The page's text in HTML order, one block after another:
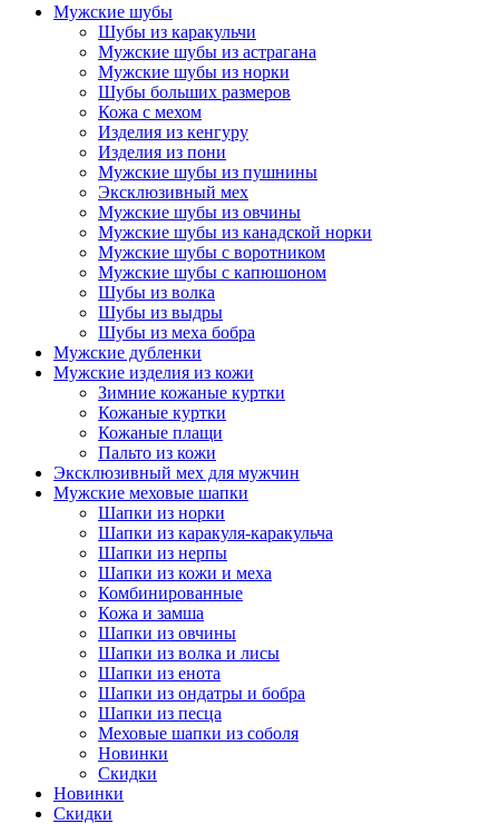
Мужские шубы
Шубы из каракульчи
Мужские шубы из астрагана
Мужские шубы из норки
Шубы больших размеров
Кожа с мехом
Изделия из кенгуру
Изделия из пони
Мужские шубы из пушнины
Эксклюзивный мех
Мужские шубы из овчины
Мужские шубы из канадской норки
Мужские шубы с воротником
Мужские шубы с капюшоном
Шубы из волка
Шубы из выдры
Шубы из меха бобра
Мужские дубленки
Мужские изделия из кожи
Зимние кожаные куртки
Кожаные куртки
Кожаные плащи
Пальто из кожи
Эксклюзивный мех для мужчин
Мужские меховые шапки
Шапки из норки
Шапки из каракуля-каракульча
Шапки из нерпы
Шапки из кожи и меха
Комбинированные
Кожа и замша
Шапки из овчины
Шапки из волка и лисы
Шапки из енота
Шапки из ондатры и бобра
Шапки из песца
Меховые шапки из соболя
Новинки
Скидки
Новинки
Скидки